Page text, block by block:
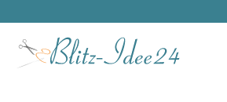
springen